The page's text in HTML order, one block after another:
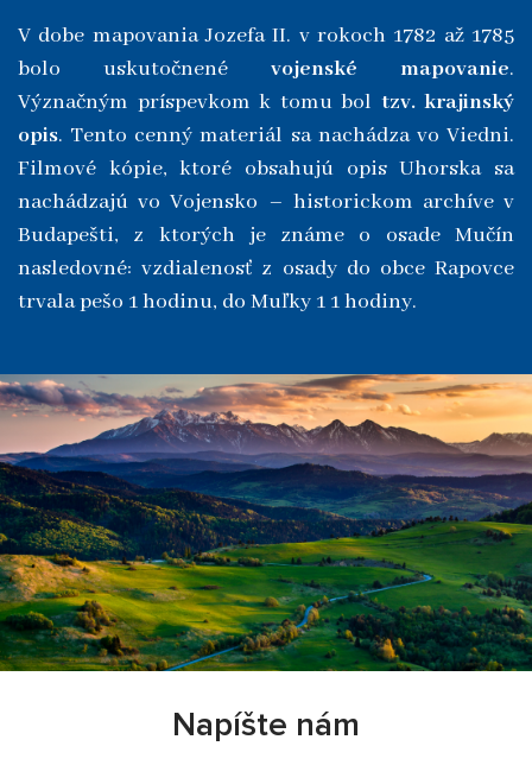
V dobe mapovania Jozefa II. v rokoch 1782 až 1785
bolo uskutočnené vojenské mapovanie.
Význačným príspevkom k tomu bol tzv. krajinský
opis. Tento cenný materiál sa nachádza vo Viedni.
Filmové kópie, ktoré obsahujú opis Uhorska sa
nachádzajú vo Vojensko – historickom archíve v
Budapešti, z ktorých je známe o osade Mučín
nasledovné: vzdialenosť z osady do obce Rapovce
trvala pešo 1 hodinu, do Muľky 1 1 hodiny.
Napíšte nám